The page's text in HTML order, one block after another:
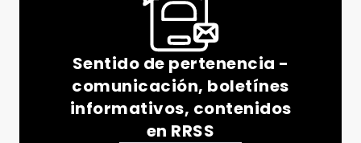
Sentido de pertenencia -
comunicación, boletínes
informativos, contenidos
en RRSS